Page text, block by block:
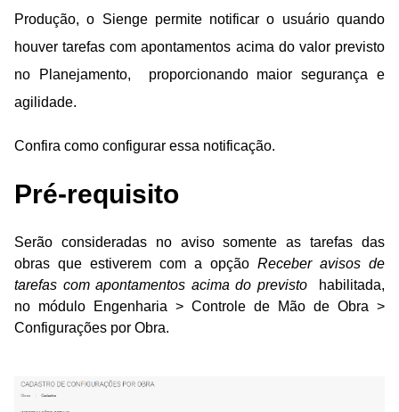
Produção, o Sienge permite notificar o usuário quando
houver tarefas com apontamentos acima do valor previsto
no Planejamento, proporcionando maior segurança e
agilidade.
Confira como configurar essa notificação.
Pré-requisito
Serão consideradas no aviso somente as tarefas das
obras que estiverem com a opção Receber avisos de
tarefas com apontamentos acima do previsto
habilitada,
no módulo Engenharia > Controle de Mão de Obra >
Configurações por Obra.